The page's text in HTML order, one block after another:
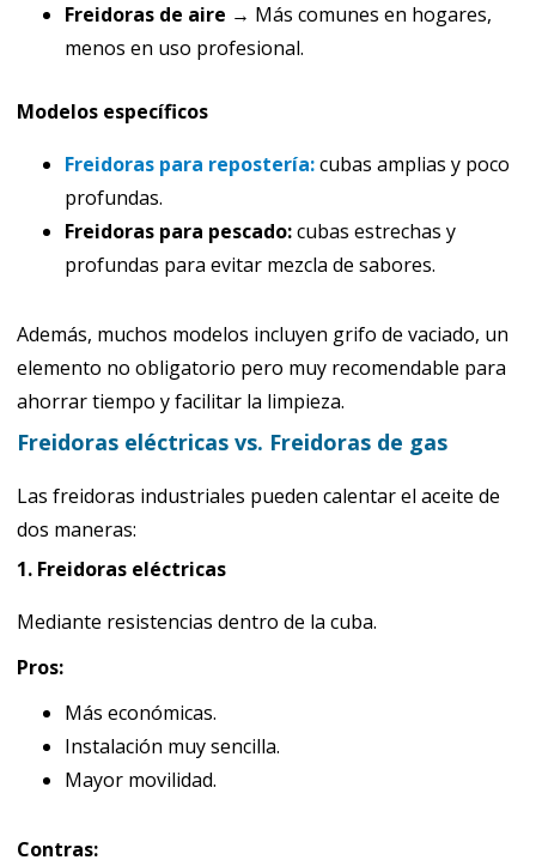
Freidoras de aire → Más comunes en hogares,
menos en uso profesional.
Modelos específicos
Freidoras para repostería:cubas amplias y poco
profundas.
Freidoras para pescado:cubas estrechas y
profundas para evitar mezcla de sabores.
Además, muchos modelos incluyen grifo de vaciado, un
elemento no obligatorio pero muy recomendable para
ahorrar tiempo y facilitar la limpieza.
Freidoras eléctricas vs. Freidoras de gas
Las freidoras industriales pueden calentar el aceite de
dos maneras:
1. Freidoras eléctricas
Mediante resistencias dentro de la cuba.
Pros:
Más económicas.
Instalación muy sencilla.
Mayor movilidad.
Contras: